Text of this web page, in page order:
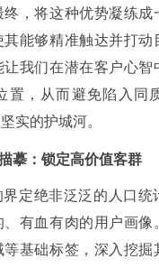
，将这种优势凝练成
能够精准触达并打动
让我们在潜在客户心智
置，从而避免陷入同
实的护城河。
摹：锁定高价值客群
界定绝非泛泛的人口统
有血有肉的用户画像
基础标签，深入挖掘